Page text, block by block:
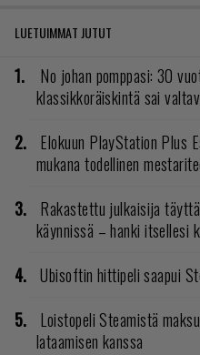
LUETUIMMAT JUTUT
No johan pomppasi: 30
klassikkoräiskintä sai
Elokuun PlayStation Plus
mukana todellinen
Rakastettu julkaisija
käynnissä – hanki itsellesi
Ubisoftin hittipeli saapui
Loistopeli Steamistä
lataamisen kanssa